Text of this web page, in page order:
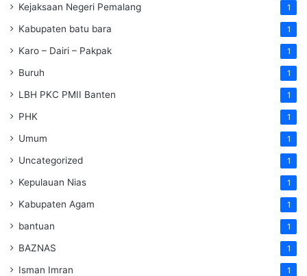
Kejaksaan Negeri Pemalang 1
Kabupaten batu bara 1
Karo – Dairi – Pakpak 1
Buruh 1
LBH PKC PMII Banten 1
PHK 1
Umum 1
Uncategorized 1
Kepulauan Nias 1
Kabupaten Agam 1
bantuan 1
BAZNAS 1
Isman Imran 1